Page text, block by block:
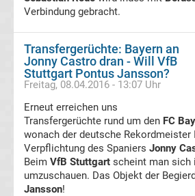
Transfergerüchte
RB
Leipzig
Transfergerüchte
Rot-
Weiss
Verbindung gebracht.
Transfergerüchte: Bayern an
Jonny Castro dran - Will VfB
Stuttgart Pontus Jansson?
Freitag, 08.04.2016 - 13:07 Uhr
Erneut erreichen uns
Transfergerüchte rund um den FC
wonach der deutsche Rekordmeister
Verpflichtung des Spaniers Jonny
Beim VfB Stuttgart scheint man sich
umzuschauen. Das Objekt der
Jansson!